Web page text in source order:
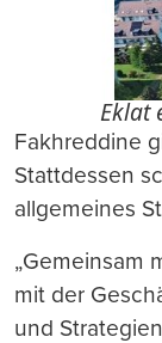
Eklat
Fakhreddine
Stattdessen
allgemeines
„Gemeinsam
mit der
und